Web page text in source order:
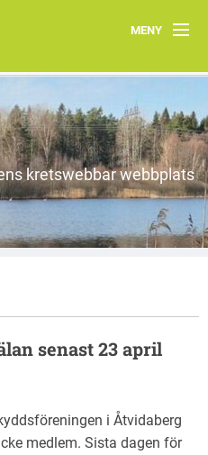
MENY
Hem
Föreningens lokala arbete
kretswebbar webbplats
senast 23 april
i Åtvidaberg
medlem. Sista dagen för